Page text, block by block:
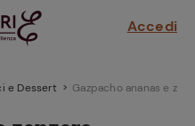
Accedi
e Dessert Gazpacho ananas e